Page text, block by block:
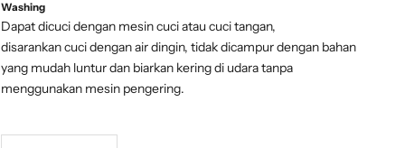
Washing
Dapat dicuci dengan mesin cuci atau cuci tangan,
disarankan cuci dengan air dingin, tidak dicampur dengan bahan
yang mudah luntur dan biarkan kering di udara tanpa
menggunakan mesin pengering.